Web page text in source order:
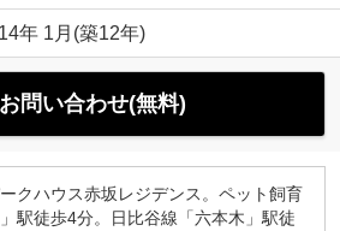
年 1月(築12年)
お問い合わせ(無料)
クハウス赤坂レジデンス。ペット飼育
駅徒歩4分。日比谷線「六本木」駅徒